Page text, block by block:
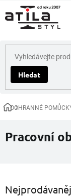
na
obsah
Hledat
DomůOCHRANNÉ
Pracovní